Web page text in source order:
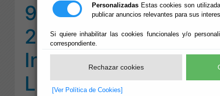
Personalizadas Estas cookies son
publicar anuncios relevantes para sus
Si quiere inhabilitar las cookies funcionales y/o
correspondiente.
Rechazar cookies
[Ver Política de Cookies]
9 de Junio de
2025 - Día
Internacional de
Los Archivos